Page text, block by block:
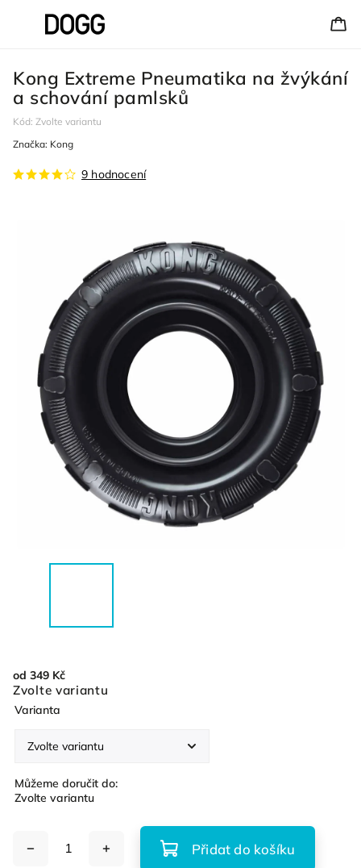
Kong Extreme Pneumatika na žvýkání
a schování pamlsků
Kód: Zvolte variantu
9 hodnocení
Značka: Kong
od 349 Kč
Zvolte variantu
Varianta
Můžeme doručit do:
Zvolte variantu
Přidat do košíku